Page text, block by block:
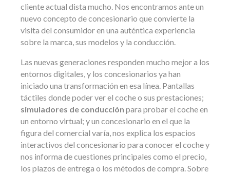
cliente actual dista mucho. Nos encontramos ante un
nuevo concepto de concesionario que convierte la
visita del consumidor en una auténtica experiencia
sobre la marca, sus modelos y la conducción.
Las nuevas generaciones responden mucho mejor a los
entornos digitales, y los concesionarios ya han
iniciado una transformación en esa línea. Pantallas
táctiles donde poder ver el coche o sus prestaciones;
simuladores de conducción para probar el coche en
un entorno virtual; y un concesionario en el que la
figura del comercial varía, nos explica los espacios
interactivos del concesionario para conocer el coche y
nos informa de cuestiones principales como el precio,
los plazos de entrega o los métodos de compra. Sobre